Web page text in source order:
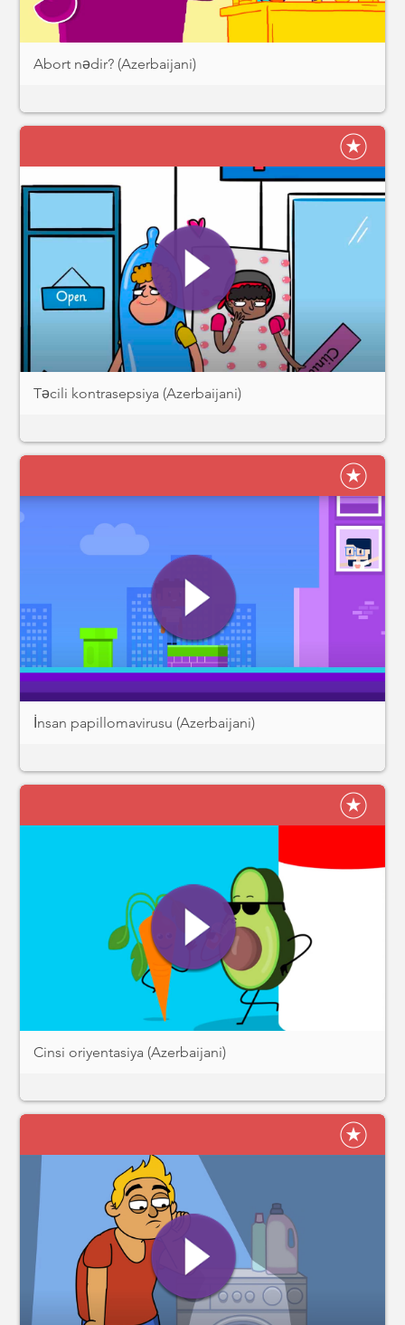
Abort nədir? (Azerbaijani)
Təcili kontrasepsiya (Azerbaijani)
İnsan papillomavirusu (Azerbaijani)
Cinsi oriyentasiya (Azerbaijani)